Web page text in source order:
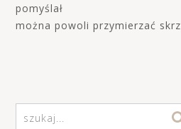
pomyślał
można powoli przymierzać